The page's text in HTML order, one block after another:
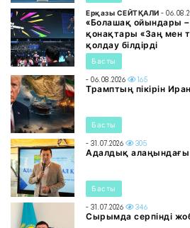
Ерқазы СЕЙТҚАЛИ -
«Болашақ ойындары –
қонақтары «Заң мен
қолдау білдірді
Басты
- 06.08.2026 165
Трамптың пікірін
Басты
- 31.07.2026 305
Адалдық алаңындағы
Басты
- 31.07.2026 346
Сырымда серпінді